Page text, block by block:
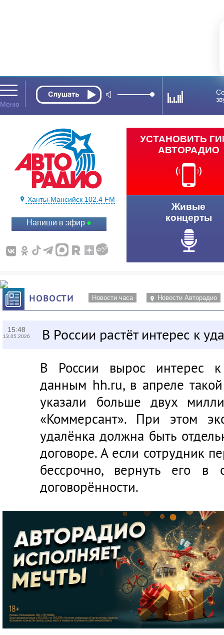
Ханты-Мансийск 102.4 FM
Напиши в эфир
УСТАНОВИТЬ
АВТОРАДИО
Живые
концерты
НОВОСТИ Новости часа Новости Авторадио
15:48
13.05.2026 В России растёт интерес к
В России вырос интерес
данным hh.ru, в апреле
указали больше двух
«Коммерсант». При этом
удалёнка должна быть
договоре. А если сотрудник
бессрочно, вернуть его
договорённости.